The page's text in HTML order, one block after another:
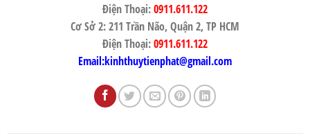
Điện Thoại:0911.611.122
Cơ Sở 2: 211 Trần Não, Quận 2, TP HCM
Điện Thoại:0911.611.122
Email:kinhthuytienphat@gmail.com